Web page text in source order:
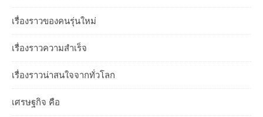
เรื่องราวของคนรุ่นใหม่
เรื่องราวความสำเร็จ
เรื่องราวน่าสนใจจากทั่วโลก
เศรษฐกิจ คือ